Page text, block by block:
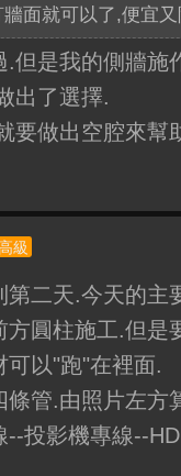
面就可以了,便宜
.但是我的側牆施
出了選擇.
要做出空腔來幫
級
第二天.今天的主
方圓柱施工.但是
可以"跑"在裡面.
條管.由照片左方
--投影機專線--